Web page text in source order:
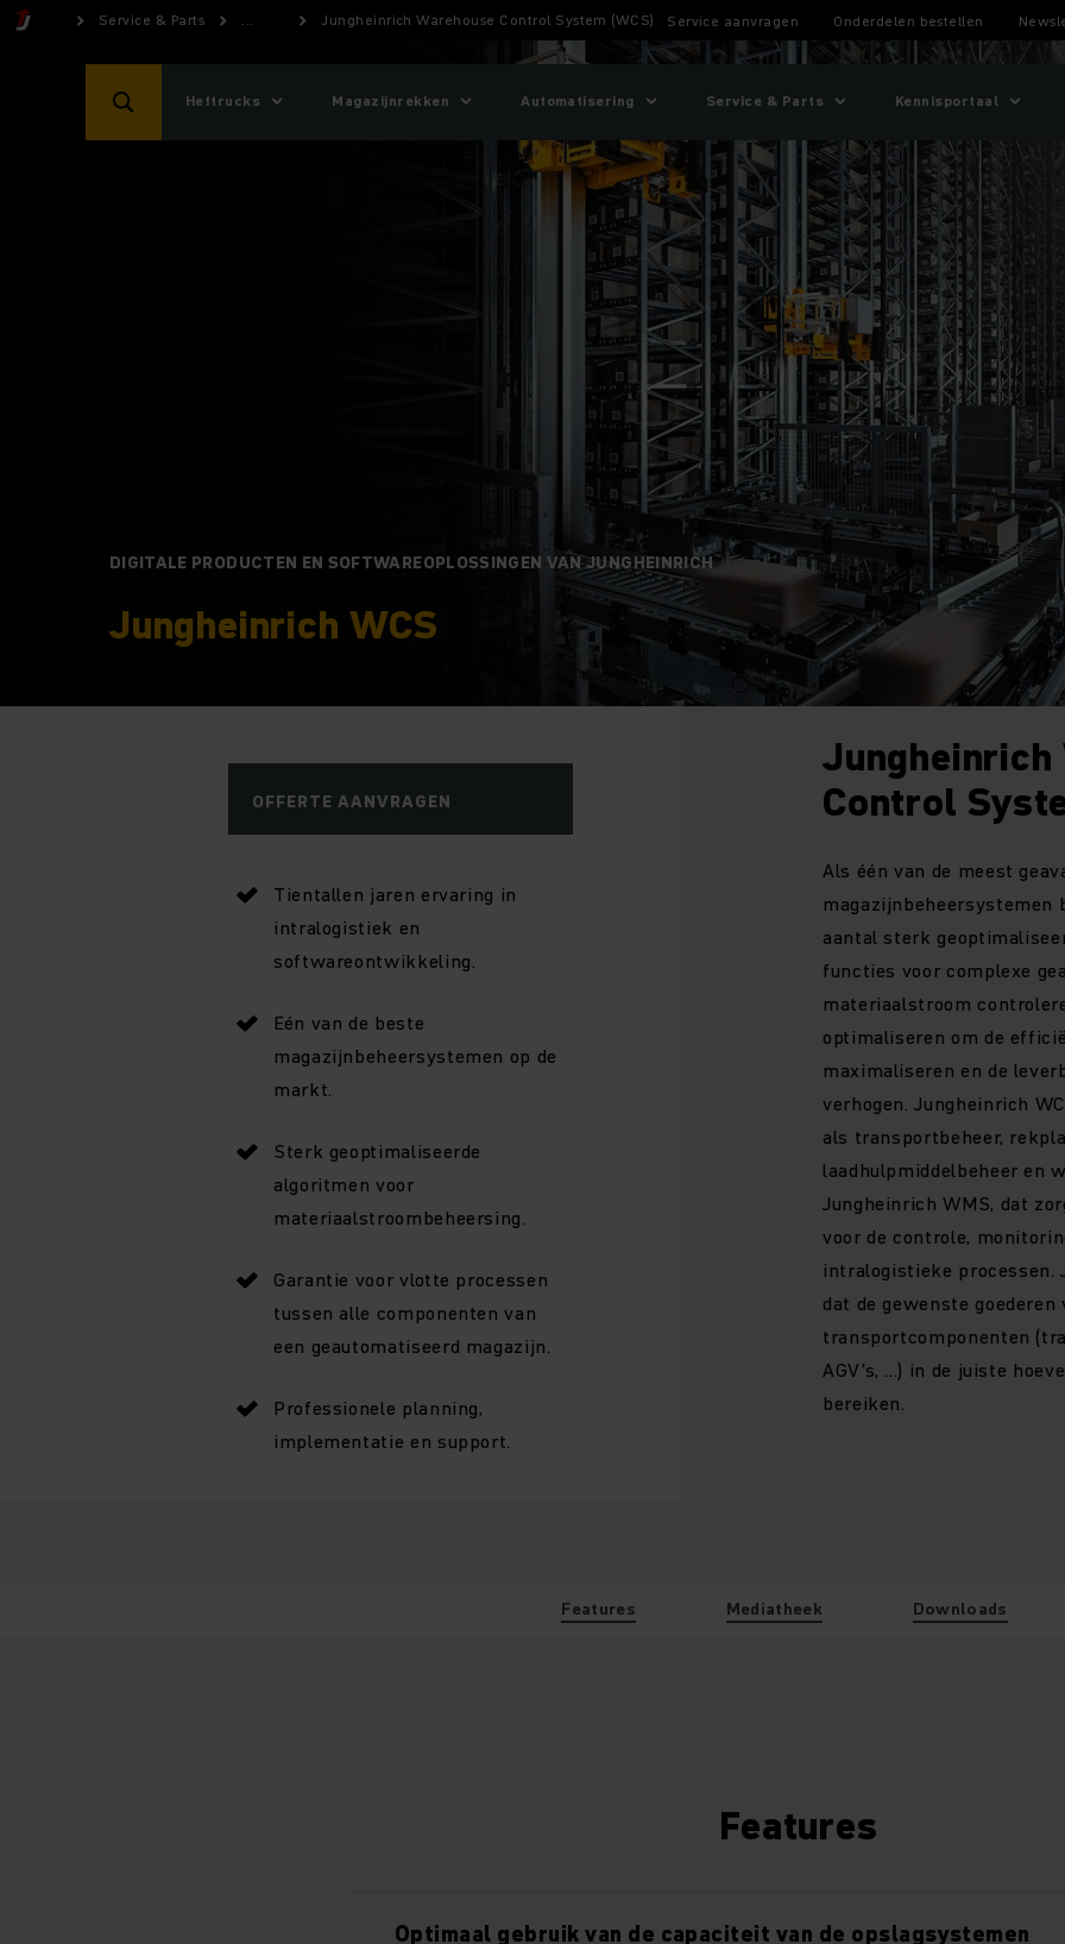
Service & Parts ... Jungheinrich Warehouse Control System (WCS) Service aanvragen Onderdelen bestellen
Heftrucks Magazijnrekken Automatisering Service & Parts Kennisportaal
DIGITALE PRODUCTEN EN SOFTWAREOPLOSSINGEN VAN JUNGHEINRICH
Jungheinrich WCS
OFFERTE AANVRAGEN
Tientallen jaren ervaring in
intralogistiek en
softwareontwikkeling.
Eén van de beste
magazijnbeheersystemen op de
markt.
Sterk geoptimaliseerde
algoritmen voor
materiaalstroombeheersing.
Garantie voor vlotte processen
tussen alle componenten van
een geautomatiseerd magazijn.
Professionele planning,
implementatie en support.
Jungheinrich
Control
Als één van de meest
magazijnbeheersystemen
aantal sterk
functies voor complexe
materiaalstroom
optimaliseren om de
maximaliseren en de
verhogen. Jungheinrich
als transportbeheer,
laadhulpmiddelbeheer en
Jungheinrich WMS, dat
voor de controle,
intralogistieke processen.
dat de gewenste goederen
transportcomponenten
AGV's, ...) in de juiste
bereiken.
Features Mediatheek Downloads
Features
Optimaal gebruik van de capaciteit van de opslagsystemen